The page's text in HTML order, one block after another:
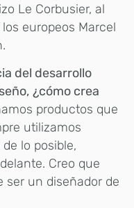
Le Corbusier, al
europeos Marcel
del desarrollo
¿cómo crea
productos que
utilizamos
lo posible,
Creo que
ser un diseñador de